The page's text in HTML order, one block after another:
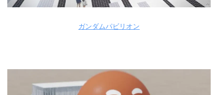
ガンダムパビリオン